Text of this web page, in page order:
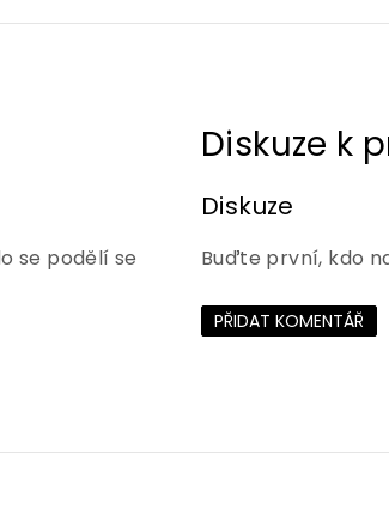
se podělí se
Diskuze
Buďte první, kdo
PŘIDAT KOMENTÁŘ